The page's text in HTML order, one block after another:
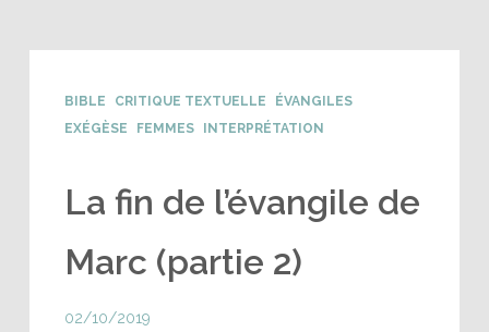
BIBLE CRITIQUE TEXTUELLE
ÉVANGILES
EXÉGÈSE
FEMMES INTERPRÉTATION
La fin de l’évangile de
Marc (partie 2)
02/10/2019